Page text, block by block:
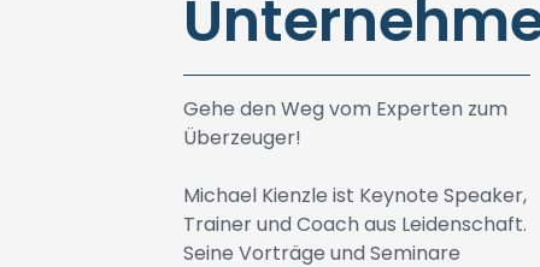
Gehe den Weg vom Experten zum
Überzeuger!
Michael Kienzle ist Keynote Speaker,
Trainer und Coach aus Leidenschaft.
Seine Vorträge und Seminare